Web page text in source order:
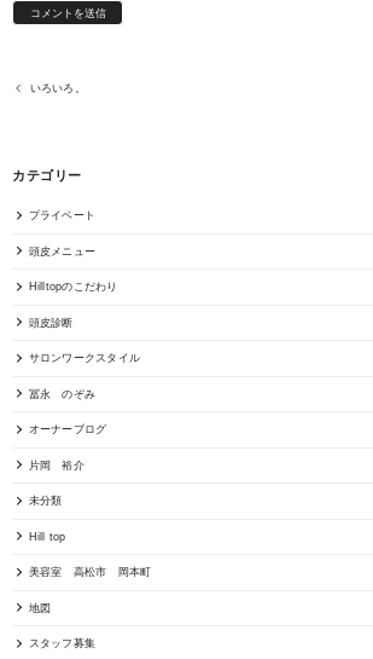
いろいろ。
カテゴリー
プライベート
頭皮メニュー
Hilltopのこだわり
頭皮診断
サロンワークスタイル
冨永 のぞみ
オーナーブログ
片岡 裕介
未分類
Hill top
美容室 高松市 岡本町
地図
スタッフ募集